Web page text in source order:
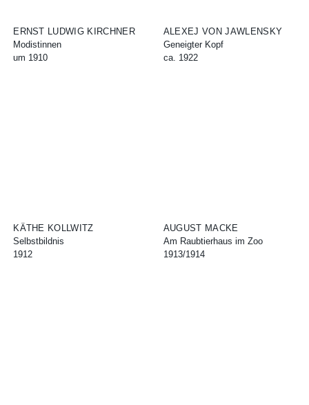
ERNST LUDWIG KIRCHNER
Modistinnen
um 1910
ALEXEJ VON JAWLENSKY
Geneigter Kopf
ca. 1922
KÄTHE KOLLWITZ
Selbstbildnis
1912
AUGUST MACKE
Am Raubtierhaus im Zoo
1913/1914